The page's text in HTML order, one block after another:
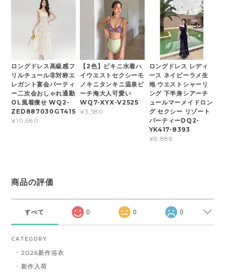
ロングドレス高級感フ
リルチュール非対称エ
レガント宴会パーティ
ー二次会おしゃれ通勤
OL風着痩せ WQ2-
ZED887030GT415
¥10,680
【2色】ビキニ水着ハ
イウエストセクシーモ
ノキニタンキニ温泉ビ
ーチ海大人可愛い
WQ7-XYX-V2525
¥3,580
ロングドレス レディ
ース ネイビーラメ生
地 ウエストシャーリ
ング 下半身シアーチ
ュールマーメイドロン
グ セクシー リゾート
パーティーDQ2-
YK417-8393
¥8,888
商品の評価
すべて 0 0 0
CATEGORY
2026新作浴衣
新作入荷